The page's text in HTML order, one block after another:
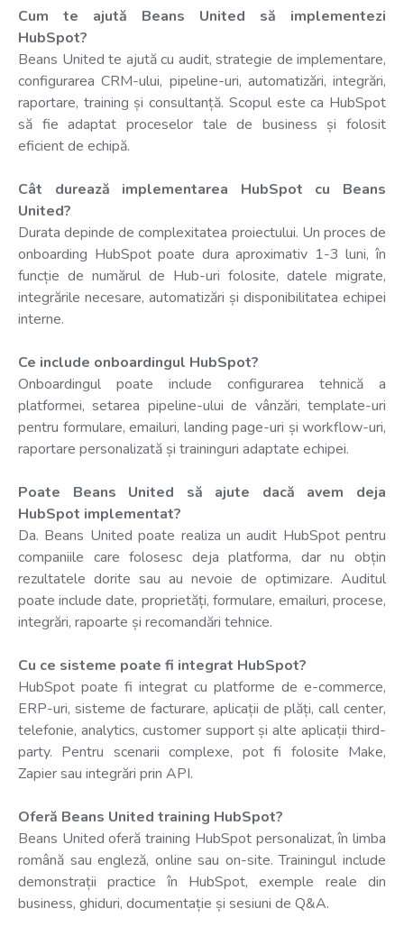
Cum te ajută Beans United să implementezi
HubSpot?
Beans United te ajută cu audit, strategie de implementare,
configurarea CRM-ului, pipeline-uri, automatizări, integrări,
raportare, training și consultanță. Scopul este ca HubSpot
să fie adaptat proceselor tale de business și folosit
eficient de echipă.
Cât durează implementarea HubSpot cu Beans
United?
Durata depinde de complexitatea proiectului. Un proces de
onboarding HubSpot poate dura aproximativ 1-3 luni, în
funcție de numărul de Hub-uri folosite, datele migrate,
integrările necesare, automatizări și disponibilitatea echipei
interne.
Ce include onboardingul HubSpot?
Onboardingul poate include configurarea tehnică a
platformei, setarea pipeline-ului de vânzări, template-uri
pentru formulare, emailuri, landing page-uri și workflow-uri,
raportare personalizată și traininguri adaptate echipei.
Poate Beans United să ajute dacă avem deja
HubSpot implementat?
Da. Beans United poate realiza un audit HubSpot pentru
companiile care folosesc deja platforma, dar nu obțin
rezultatele dorite sau au nevoie de optimizare. Auditul
poate include date, proprietăți, formulare, emailuri, procese,
integrări, rapoarte și recomandări tehnice.
Cu ce sisteme poate fi integrat HubSpot?
HubSpot poate fi integrat cu platforme de e-commerce,
ERP-uri, sisteme de facturare, aplicații de plăți, call center,
telefonie, analytics, customer support și alte aplicații third-
party. Pentru scenarii complexe, pot fi folosite Make,
Zapier sau integrări prin API.
Oferă Beans United training HubSpot?
Beans United oferă training HubSpot personalizat, în limba
română sau engleză, online sau on-site. Trainingul include
demonstrații practice în HubSpot, exemple reale din
business, ghiduri, documentație și sesiuni de Q&A.